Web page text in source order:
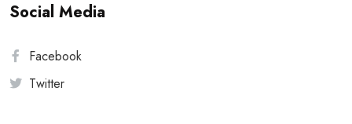
Social Media
Facebook
Twitter